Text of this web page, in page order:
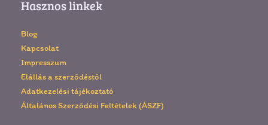
Hasznos linkek
Blog
Kapcsolat
Impresszum
Elállás a szerződéstől
Adatkezelési tájékoztató
Általános Szerződési Feltételek (ÁSZF)